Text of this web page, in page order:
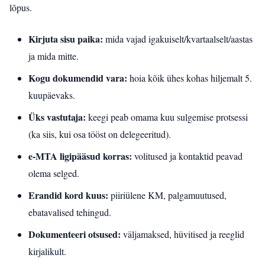
lõpus.
Kirjuta sisu paika: mida vajad igakuiselt/kvartaalselt/aastas
ja mida mitte.
Kogu dokumendid vara: hoia kõik ühes kohas hiljemalt 5.
kuupäevaks.
Üks vastutaja: keegi peab omama kuu sulgemise protsessi
(ka siis, kui osa tööst on delegeeritud).
e‑MTA ligipääsud korras: volitused ja kontaktid peavad
olema selged.
Erandid kord kuus: piiriülene KM, palgamuutused,
ebatavalised tehingud.
Dokumenteeri otsused: väljamaksed, hüvitised ja reeglid
kirjalikult.